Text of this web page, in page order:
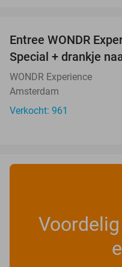
Entree WONDR
Special + drankje
WONDR Experience
Amsterdam
Verkocht: 961